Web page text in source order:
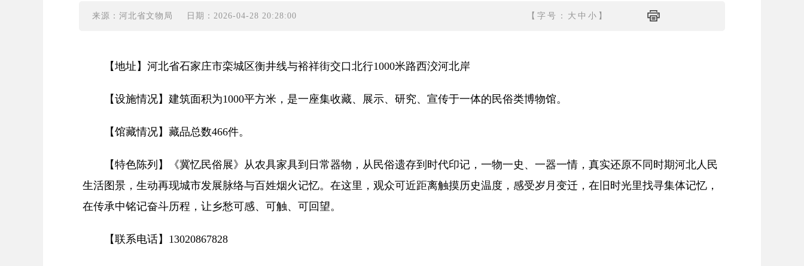
来源：河北省文物局 日期：2026-04-28 20:28:00 【字号： 大 中 小 】
【地址】河北省石家庄市栾城区衡井线与裕祥街交口北行1000米路西洨河北岸
【设施情况】建筑面积为1000平方米，是一座集收藏、展示、研究、宣传于一体的民俗类博物馆。
【馆藏情况】藏品总数466件。
【特色陈列】《冀忆民俗展》从农具家具到日常器物，从民俗遗存到时代印记，一物一史、一器一情，真实还原不同时期河北人民
生活图景，生动再现城市发展脉络与百姓烟火记忆。在这里，观众可近距离触摸历史温度，感受岁月变迁，在旧时光里找寻集体记忆，
在传承中铭记奋斗历程，让乡愁可感、可触、可回望。
【联系电话】13020867828